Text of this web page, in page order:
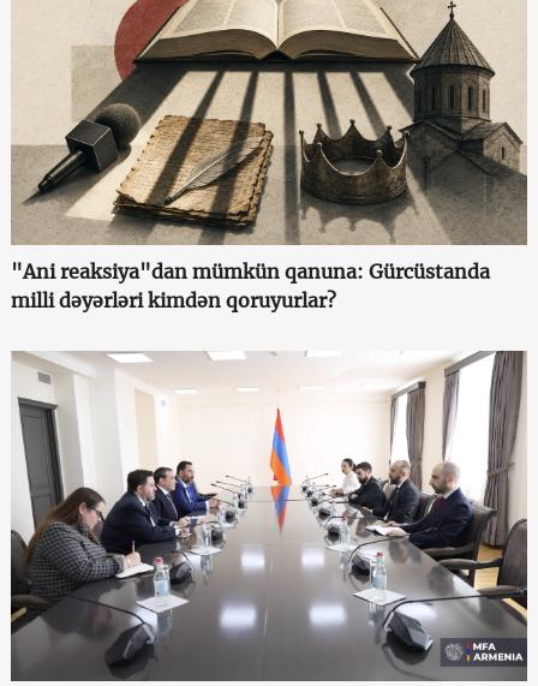
"Ani reaksiya"dan mümkün qanuna: Gürcüstanda
milli dəyərləri kimdən qoruyurlar?